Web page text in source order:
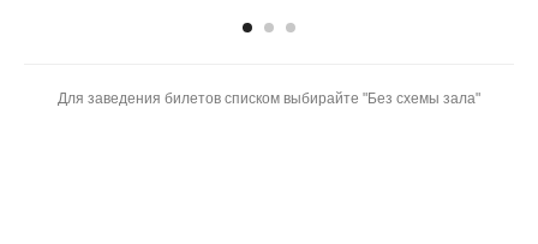
Для заведения билетов списком выбирайте "Без схемы зала"